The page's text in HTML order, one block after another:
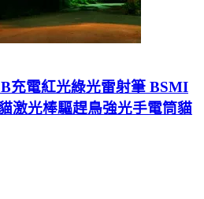
充電紅光綠光雷射筆 BSMI
激光棒驅趕鳥強光手電筒貓